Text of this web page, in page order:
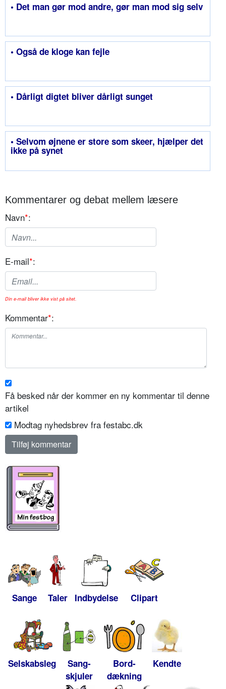
• Det man gør mod andre, gør man mod sig selv
• Også de kloge kan fejle
• Dårligt digtet bliver dårligt sunget
• Selvom øjnene er store som skeer, hjælper det
ikke på synet
Kommentarer og debat mellem læsere
Navn*:
E-mail*:
Din e-mail bliver ikke vist på sitet.
Kommentar*:
Få besked når der kommer en ny kommentar til denne
artikel
Modtag nyhedsbrev fra festabc.dk
Sange Taler Indbydelse Clipart
Selskabsleg
Sang-
skjuler
Bord-
dækning
Kendte